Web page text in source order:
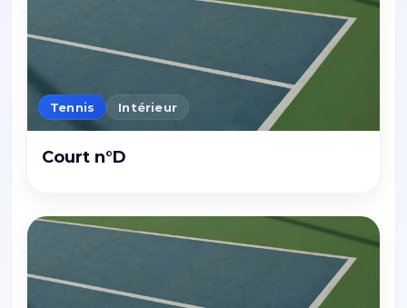
Tennis Intérieur
Court n°D